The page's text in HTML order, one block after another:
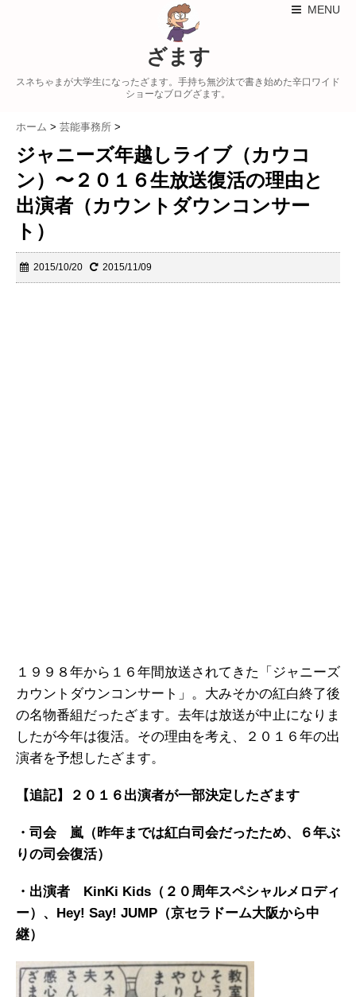
MENU
ざます
スネちゃまが大学生になったざます。手持ち無沙汰で書き始めた辛口ワイド
ショーなブログざます。
ホーム > 芸能事務所 >
ジャニーズ年越しライブ（カウコ
ン）〜２０１６生放送復活の理由と
出演者（カウントダウンコンサー
ト）
2015/10/20 2015/11/09
１９９８年から１６年間放送されてきた「ジャニーズ
カウントダウンコンサート」。大みそかの紅白終了後
の名物番組だったざます。去年は放送が中止になりま
したが今年は復活。その理由を考え、２０１６年の出
演者を予想したざます。
【追記】２０１６出演者が一部決定したざます
・司会 嵐（昨年までは紅白司会だったため、６年ぶ
りの司会復活）
・出演者 KinKi Kids（２０周年スペシャルメロディ
ー）、Hey! Say! JUMP（京セラドーム大阪から中
継）